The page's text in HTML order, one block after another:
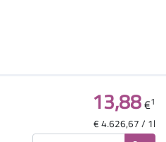
13,88€1
€ 4.626,67 / 1l